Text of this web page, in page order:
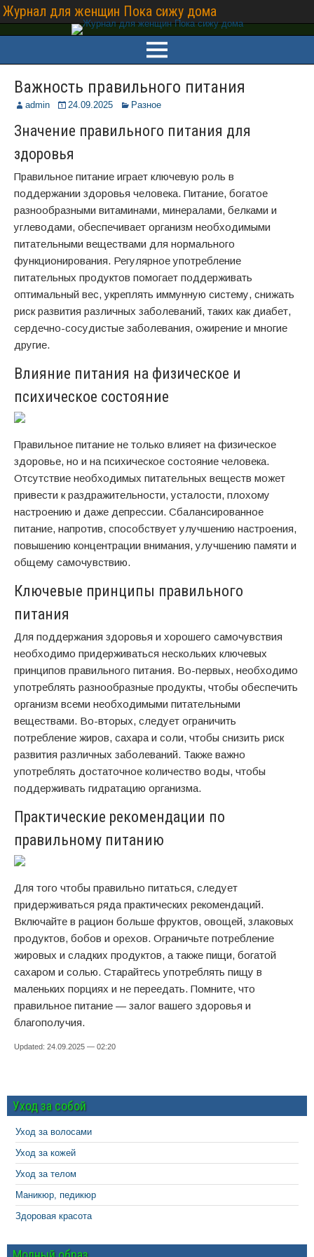
Журнал для женщин Пока сижу дома
Важность правильного питания
admin 24.09.2025 Разное
Значение правильного питания для
здоровья
Правильное питание играет ключевую роль в
поддержании здоровья человека. Питание, богатое
разнообразными витаминами, минералами, белками и
углеводами, обеспечивает организм необходимыми
питательными веществами для нормального
функционирования. Регулярное употребление
питательных продуктов помогает поддерживать
оптимальный вес, укреплять иммунную систему, снижать
риск развития различных заболеваний, таких как диабет,
сердечно-сосудистые заболевания, ожирение и многие
другие.
Влияние питания на физическое и
психическое состояние
Правильное питание не только влияет на физическое
здоровье, но и на психическое состояние человека.
Отсутствие необходимых питательных веществ может
привести к раздражительности, усталости, плохому
настроению и даже депрессии. Сбалансированное
питание, напротив, способствует улучшению настроения,
повышению концентрации внимания, улучшению памяти и
общему самочувствию.
Ключевые принципы правильного
питания
Для поддержания здоровья и хорошего самочувствия
необходимо придерживаться нескольких ключевых
принципов правильного питания. Во-первых, необходимо
употреблять разнообразные продукты, чтобы обеспечить
организм всеми необходимыми питательными
веществами. Во-вторых, следует ограничить
потребление жиров, сахара и соли, чтобы снизить риск
развития различных заболеваний. Также важно
употреблять достаточное количество воды, чтобы
поддерживать гидратацию организма.
Практические рекомендации по
правильному питанию
Для того чтобы правильно питаться, следует
придерживаться ряда практических рекомендаций.
Включайте в рацион больше фруктов, овощей, злаковых
продуктов, бобов и орехов. Ограничьте потребление
жировых и сладких продуктов, а также пищи, богатой
сахаром и солью. Старайтесь употреблять пищу в
маленьких порциях и не переедать. Помните, что
правильное питание — залог вашего здоровья и
благополучия.
Updated: 24.09.2025 — 02:20
Уход за собой
Уход за волосами
Уход за кожей
Уход за телом
Маникюр, педикюр
Здоровая красота